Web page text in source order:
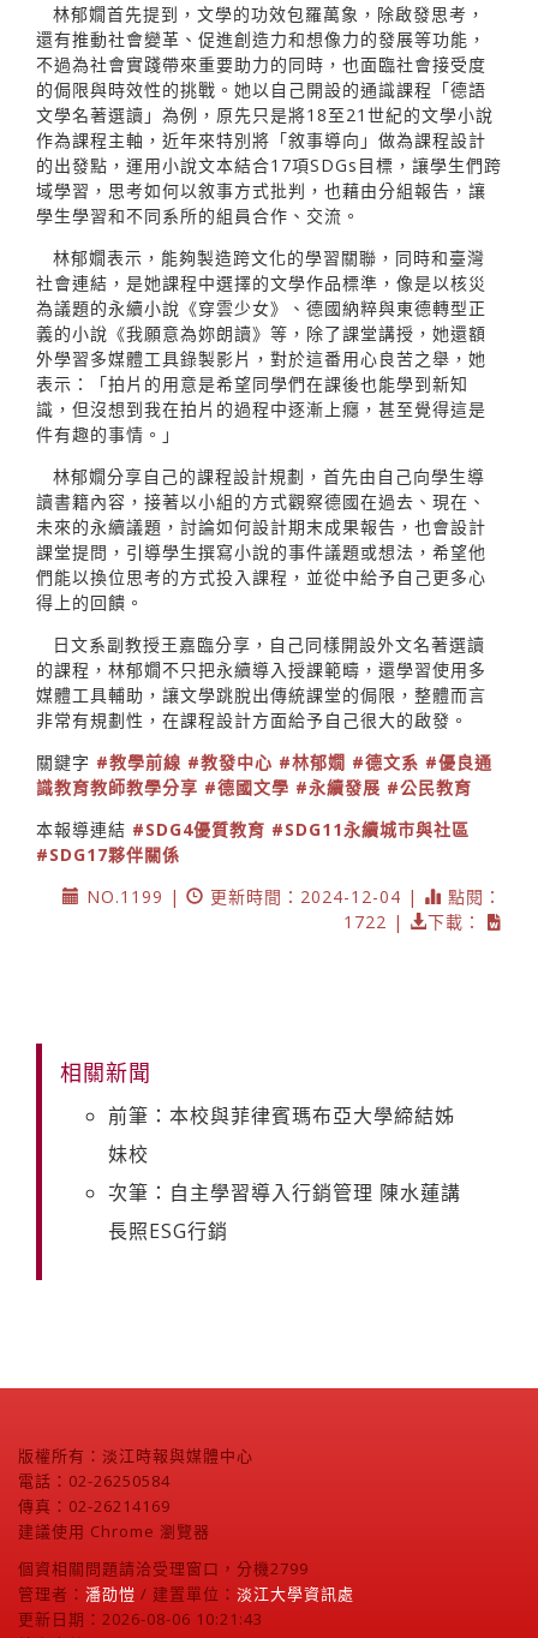
林郁嫺首先提到，文學的功效包羅萬象，除啟發思考，
還有推動社會變革、促進創造力和想像力的發展等功能，
不過為社會實踐帶來重要助力的同時，也面臨社會接受度
的侷限與時效性的挑戰。她以自己開設的通識課程「德語
文學名著選讀」為例，原先只是將18至21世紀的文學小說
作為課程主軸，近年來特別將「敘事導向」做為課程設計
的出發點，運用小說文本結合17項SDGs目標，讓學生們跨
域學習，思考如何以敘事方式批判，也藉由分組報告，讓
學生學習和不同系所的組員合作、交流。
林郁嫺表示，能夠製造跨文化的學習關聯，同時和臺灣
社會連結，是她課程中選擇的文學作品標準，像是以核災
為議題的永續小說《穿雲少女》、德國納粹與東德轉型正
義的小說《我願意為妳朗讀》等，除了課堂講授，她還額
外學習多媒體工具錄製影片，對於這番用心良苦之舉，她
表示：「拍片的用意是希望同學們在課後也能學到新知
識，但沒想到我在拍片的過程中逐漸上癮，甚至覺得這是
件有趣的事情。」
林郁嫺分享自己的課程設計規劃，首先由自己向學生導
讀書籍內容，接著以小組的方式觀察德國在過去、現在、
未來的永續議題，討論如何設計期末成果報告，也會設計
課堂提問，引導學生撰寫小說的事件議題或想法，希望他
們能以換位思考的方式投入課程，並從中給予自己更多心
得上的回饋。
日文系副教授王嘉臨分享，自己同樣開設外文名著選讀
的課程，林郁嫺不只把永續導入授課範疇，還學習使用多
媒體工具輔助，讓文學跳脫出傳統課堂的侷限，整體而言
非常有規劃性，在課程設計方面給予自己很大的啟發。
關鍵字 #教學前線 #教發中心 #林郁嫺 #德文系 #優良通
識教育教師教學分享 #德國文學 #永續發展 #公民教育
本報導連結 #SDG4優質教育 #SDG11永續城市與社區
#SDG17夥伴關係
NO.1199 |
更新時間：2024-12-04 |
點閱：
1722 |
下載：
相關新聞
前筆：本校與菲律賓瑪布亞大學締結姊
妹校
次筆：自主學習導入行銷管理 陳水蓮講
長照ESG行銷
版權所有：淡江時報與媒體中心
電話：02-26250584
傳真：02-26214169
建議使用 Chrome 瀏覽器
個資相關問題請洽受理窗口，分機2799
管理者： 潘劭愷 / 建置單位： 淡江大學資訊處
更新日期：2026-08-06 10:21:43